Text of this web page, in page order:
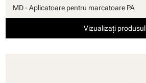
MD - Aplicatoare pentru marcatoare PA
Vizualizați produsul